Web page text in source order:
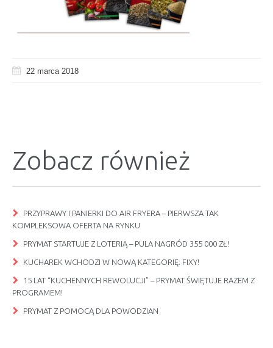
22 marca 2018
Zobacz również
PRZYPRAWY I PANIERKI DO AIR FRYERA – PIERWSZA TAK
KOMPLEKSOWA OFERTA NA RYNKU
PRYMAT STARTUJE Z LOTERIĄ – PULA NAGRÓD 355 000 ZŁ!
KUCHAREK WCHODZI W NOWĄ KATEGORIĘ: FIXY!
15 LAT “KUCHENNYCH REWOLUCJI” – PRYMAT ŚWIĘTUJE RAZEM Z
PROGRAMEM!
PRYMAT Z POMOCĄ DLA POWODZIAN